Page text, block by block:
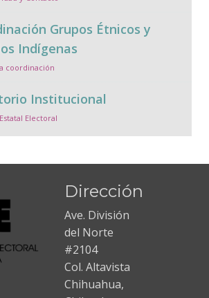
Grupos Étnicos y
Indígenas
coordinación
Institucional
Electoral
Dirección
Ave. División
del Norte
#2104
Col. Altavista
Chihuahua,